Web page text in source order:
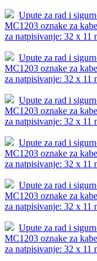
Upute za rad i
MC1203 oznake za
za natpisivanje: 32 x 11
Upute za rad i
MC1203 oznake za
za natpisivanje: 32 x 11
Upute za rad i
MC1203 oznake za
za natpisivanje: 32 x 11
Upute za rad i
MC1203 oznake za
za natpisivanje: 32 x 11
Upute za rad i
MC1203 oznake za
za natpisivanje: 32 x 11
Upute za rad i
MC1203 oznake za
za natpisivanje: 32 x 11